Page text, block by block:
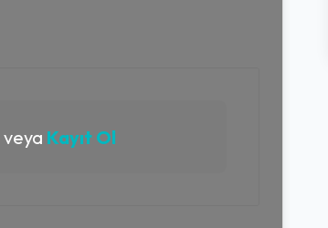
veya Kayıt Ol